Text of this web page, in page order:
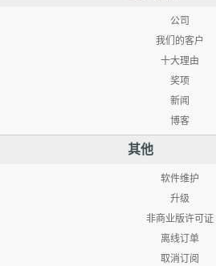
公司
我们的客户
十大理由
奖项
新闻
博客
其他
软件维护
升级
非商业版许可证
离线订单
取消订阅